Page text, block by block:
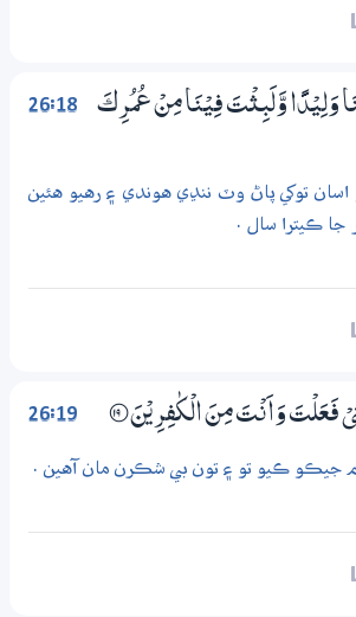
26:18
وَلِيْدًا وَّلَبِثْتَ فِيْنَا مِنْ عُمُرِكَ
اسان توکي پاڻ وٽ ننڍي هوندي ۽ رهيو هئين
جا ڪيترا سال .
26:19 فَعَلْتَ وَاَنْتَ مِنَ الْكٰفِرِيْنَ ؀19
جيڪو ڪيو تو ۽ تون بي شڪرن مان آهين .